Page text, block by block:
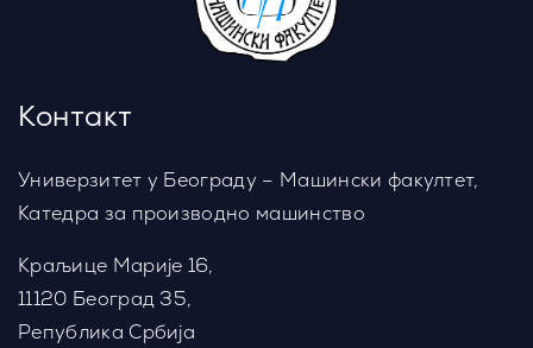
Контакт
Универзитет у Београду – Машински факултет,
Катедра за производно машинство
Краљице Марије 16,
11120 Београд 35,
Република Србија